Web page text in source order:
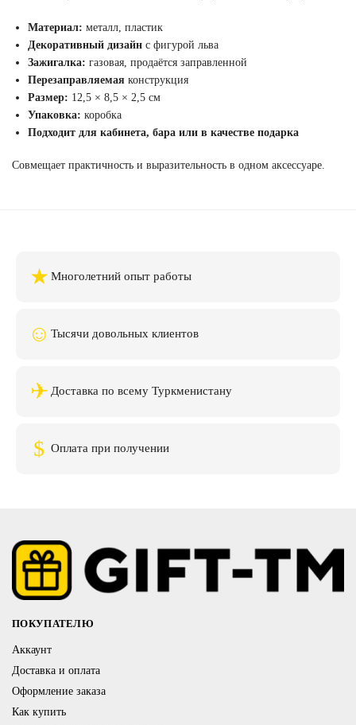
Материал: металл, пластик
Декоративный дизайн с фигурой льва
Зажигалка: газовая, продаётся заправленной
Перезаправляемая конструкция
Размер: 12,5 × 8,5 × 2,5 см
Упаковка: коробка
Подходит для кабинета, бара или в качестве подарка
Совмещает практичность и выразительность в одном аксессуаре.
★ Многолетний опыт работы
☺ Тысячи довольных клиентов
✈ Доставка по всему Туркменистану
$ Оплата при получении
ПОКУПАТЕЛЮ
Аккаунт
Доставка и оплата
Оформление заказа
Как купить